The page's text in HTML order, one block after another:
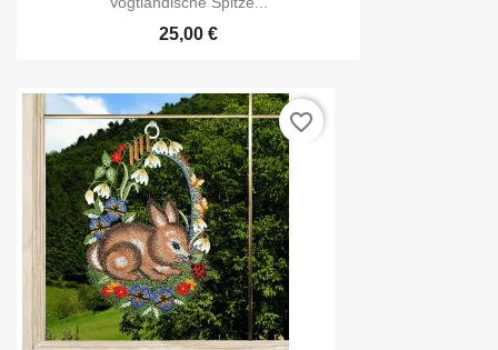
25,00 €
favorite_border